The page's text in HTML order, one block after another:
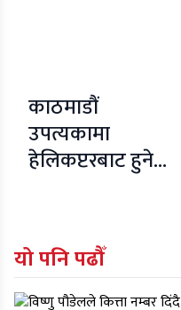
काठमाडौं
उपत्यकामा
हेलिकप्टरबाट हुने
संघको घोषणा
यो पनि पढौँ